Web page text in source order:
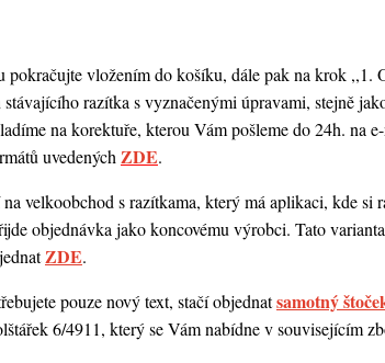
vložením do košíku, dále pak na krok ,,1.
razítka s vyznačenými úpravami, stejně
na korektuře, kterou Vám pošleme do 24h. na
uvedených ZDE.
velkoobchod s razítkama, který má aplikaci, kde
objednávka jako koncovému výrobci. Tato
ZDE.
pouze nový text, stačí objednatsamotný
6/4911, který se Vám nabídne v souvisejícím